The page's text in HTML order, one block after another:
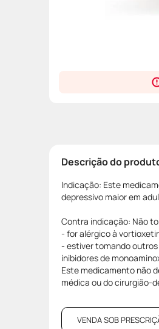
Descrição do
Indicação: Este
depressivo maior em
Contra indicação: Não
- for alérgico à
- estiver tomando
inibidores de
Este medicamento não
médica ou do cirurgião-
VENDA SOB